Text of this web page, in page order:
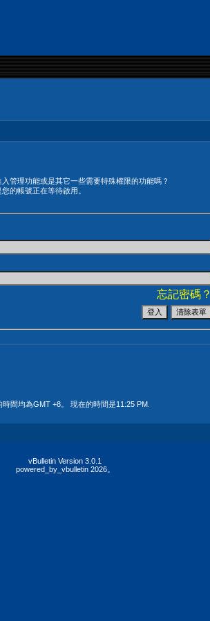
管理功能或是其它一些需要特殊權限的功能嗎？
的帳號正在等待啟用。
忘記密碼？
時間均為GMT +8。 現在的時間是11:25 PM
vBulletin Version 3.0.1
powered_by_vbulletin 2026。